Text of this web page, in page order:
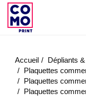
Accueil
Dépliants
Plaquettes
Plaquettes
Plaquettes